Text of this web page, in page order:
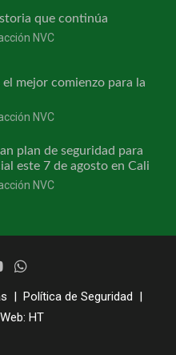
que continúa
NVC
mejor comienzo para la
NVC
plan de seguridad para
este 7 de agosto en Cali
NVC
Política de Seguridad
HT